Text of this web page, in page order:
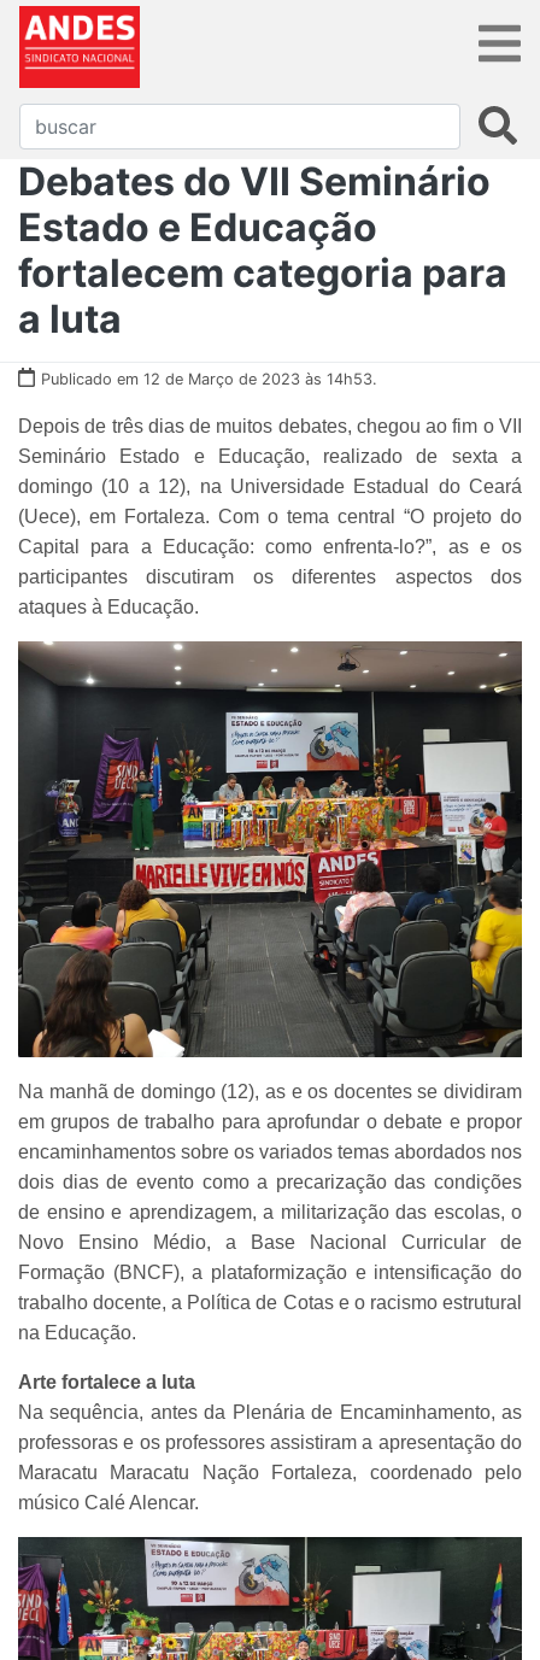
Debates do VII Seminário
Estado e Educação
fortalecem categoria para
a luta
Publicado em 12 de Março de 2023 às 14h53.
Depois de três dias de muitos debates, chegou ao fim o VII
Seminário Estado e Educação, realizado de sexta a
domingo (10 a 12), na Universidade Estadual do Ceará
(Uece), em Fortaleza. Com o tema central “O projeto do
Capital para a Educação: como enfrenta-lo?”, as e os
participantes discutiram os diferentes aspectos dos
ataques à Educação.
Na manhã de domingo (12), as e os docentes se dividiram
em grupos de trabalho para aprofundar o debate e propor
encaminhamentos sobre os variados temas abordados nos
dois dias de evento como a precarização das condições
de ensino e aprendizagem, a militarização das escolas, o
Novo Ensino Médio, a Base Nacional Curricular de
Formação (BNCF), a plataformização e intensificação do
trabalho docente, a Política de Cotas e o racismo estrutural
na Educação.
Arte fortalece a luta
Na sequência, antes da Plenária de Encaminhamento, as
professoras e os professores assistiram a apresentação do
Maracatu Maracatu Nação Fortaleza, coordenado pelo
músico Calé Alencar.